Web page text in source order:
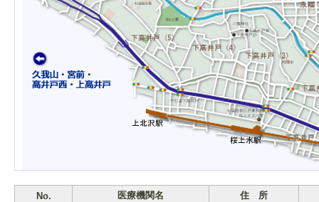
No. 医療機関名 住 所